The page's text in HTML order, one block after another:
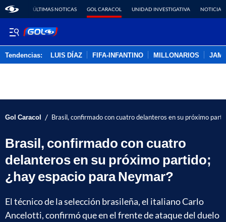
ÚLTIMAS NOTICAS GOL CARACOL UNIDAD INVESTIGATIVA NOTICIAS
Tendencias: LUIS DÍAZ FIFA-INFANTINO MILLONARIOS
Gol Caracol / Brasil, confirmado con cuatro delanteros en su próximo
Brasil, confirmado con cuatro
delanteros en su próximo partido;
¿hay espacio para Neymar?
El técnico de la selección brasileña, el italiano Carlo
Ancelotti, confirmó que en el frente de ataque del duelo